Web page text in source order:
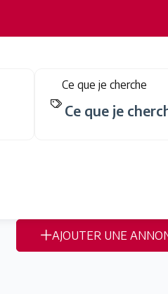
Ce que je cherche
AJOUTER UNE